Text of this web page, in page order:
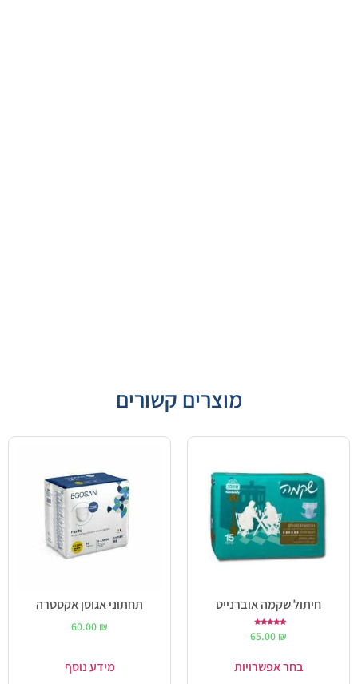
מוצרים קשורים
חיתול שקמה אוברנייט
5.00
65.00 ₪
בחר אפשרויות
תחתוני אגוסן אקסטרה
60.00 ₪
מידע נוסף